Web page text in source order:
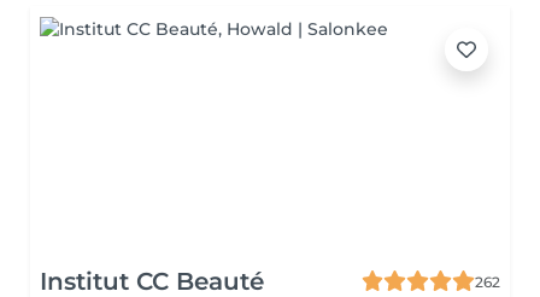
Institut CC Beauté
262